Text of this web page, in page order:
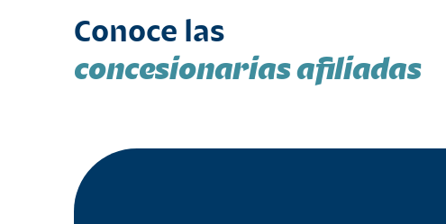
Conoce las
concesionarias afiliadas